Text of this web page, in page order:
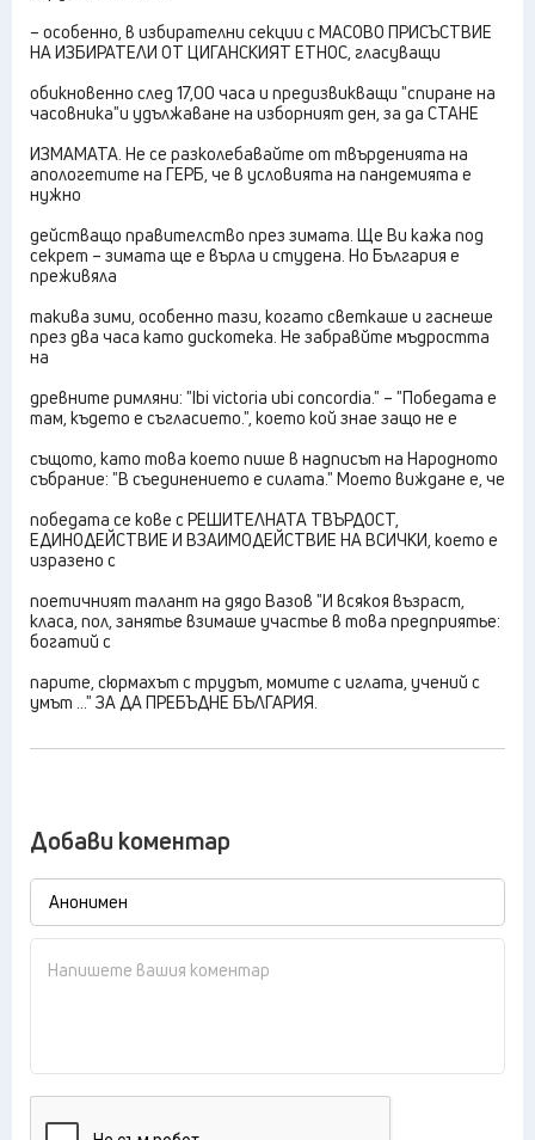
– особенно, в избирателни секции с МАСОВО ПРИСЪСТВИЕ
НА ИЗБИРАТЕЛИ ОТ ЦИГАНСКИЯТ ЕТНОС, гласуващи
обикновенно след 17,00 часа и предизвикващи "спиране на
часовника"и удължаване на изборният ден, за да СТАНЕ
ИЗМАМАТА. Не се разколебавайте от твърденията на
апологетите на ГЕРБ, че в условията на пандемията е
нужно
действащо правителство през зимата. Ще Ви кажа под
секрет – зимата ще е върла и студена. Но България е
преживяла
такива зими, особенно тази, когато светкаше и гаснеше
през два часа като дискотека. Не забравйте мъдростта
на
древните римляни: "Ibi victoria ubi concordia." – "Победата е
там, където е съгласието.", което кой знае защо не е
същото, като това което пише в надписът на Народното
събрание: "В съединението е силата." Моето виждане е, че
победата се кове с РЕШИТЕЛНАТА ТВЪРДОСТ,
ЕДИНОДЕЙСТВИЕ И ВЗАИМОДЕЙСТВИЕ НА ВСИЧКИ, което е
изразено с
поетичният талант на дядо Вазов "И всякоя възраст,
класа, пол, занятье взимаше участье в това предприятье:
богатий с
парите, сюрмахът с трудът, момите с иглата, учений с
умът ..." ЗА ДА ПРЕБЪДНЕ БЪЛГАРИЯ.
Добави коментар